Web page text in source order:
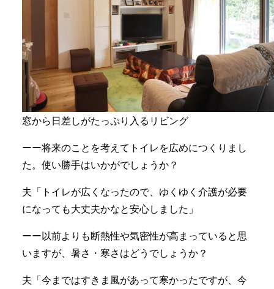
窓から日差しがたっぷり入るリビング
ーー将来のことを考えてトイレを広めにつくりまし
た。使い勝手はいかがでしょうか？
夫「トイレが広くなったので、ゆくゆく介護が必要
になっても大丈夫かなと安心しました」
ーー以前よりも断熱性や気密性が高まっていると思
いますが、暑さ・寒さはどうでしょうか？
夫「今まではすきま風があって寒かったですが、今